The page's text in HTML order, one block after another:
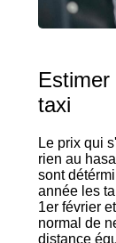
taxi
Le prix qui
rien au
sont
année les
1er février
normal de
distance